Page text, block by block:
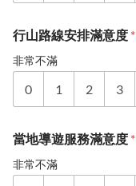
行山路線安排滿意度 *
非常不滿
0 1 2 3
當地導遊服務滿意度 *
非常不滿